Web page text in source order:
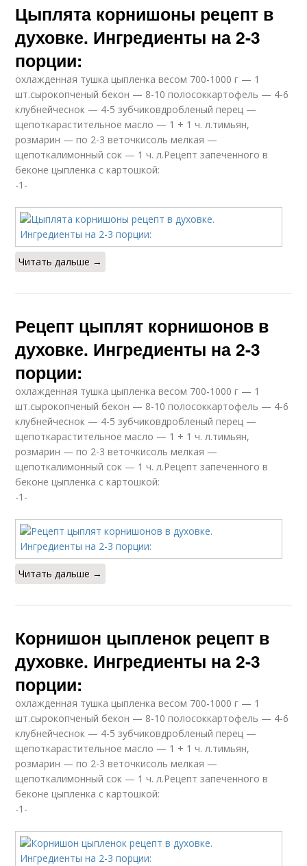
Цыплята корнишоны рецепт в
духовке. Ингредиенты на 2-3
порции:
охлажденная тушка цыпленка весом 700-1000 г — 1
шт.сырокопченый бекон — 8-10 полосоккартофель — 4-6
клубнейчеснок — 4-5 зубчиковдробленый перец —
щепоткарастительное масло — 1 + 1 ч. л.тимьян,
розмарин — по 2-3 веточкисоль мелкая —
щепоткалимонный сок — 1 ч. л.Рецепт запеченного в
беконе цыпленка с картошкой:
-1-
Читать дальше →
Рецепт цыплят корнишонов в
духовке. Ингредиенты на 2-3
порции:
охлажденная тушка цыпленка весом 700-1000 г — 1
шт.сырокопченый бекон — 8-10 полосоккартофель — 4-6
клубнейчеснок — 4-5 зубчиковдробленый перец —
щепоткарастительное масло — 1 + 1 ч. л.тимьян,
розмарин — по 2-3 веточкисоль мелкая —
щепоткалимонный сок — 1 ч. л.Рецепт запеченного в
беконе цыпленка с картошкой:
-1-
Читать дальше →
Корнишон цыпленок рецепт в
духовке. Ингредиенты на 2-3
порции:
охлажденная тушка цыпленка весом 700-1000 г — 1
шт.сырокопченый бекон — 8-10 полосоккартофель — 4-6
клубнейчеснок — 4-5 зубчиковдробленый перец —
щепоткарастительное масло — 1 + 1 ч. л.тимьян,
розмарин — по 2-3 веточкисоль мелкая —
щепоткалимонный сок — 1 ч. л.Рецепт запеченного в
беконе цыпленка с картошкой:
-1-